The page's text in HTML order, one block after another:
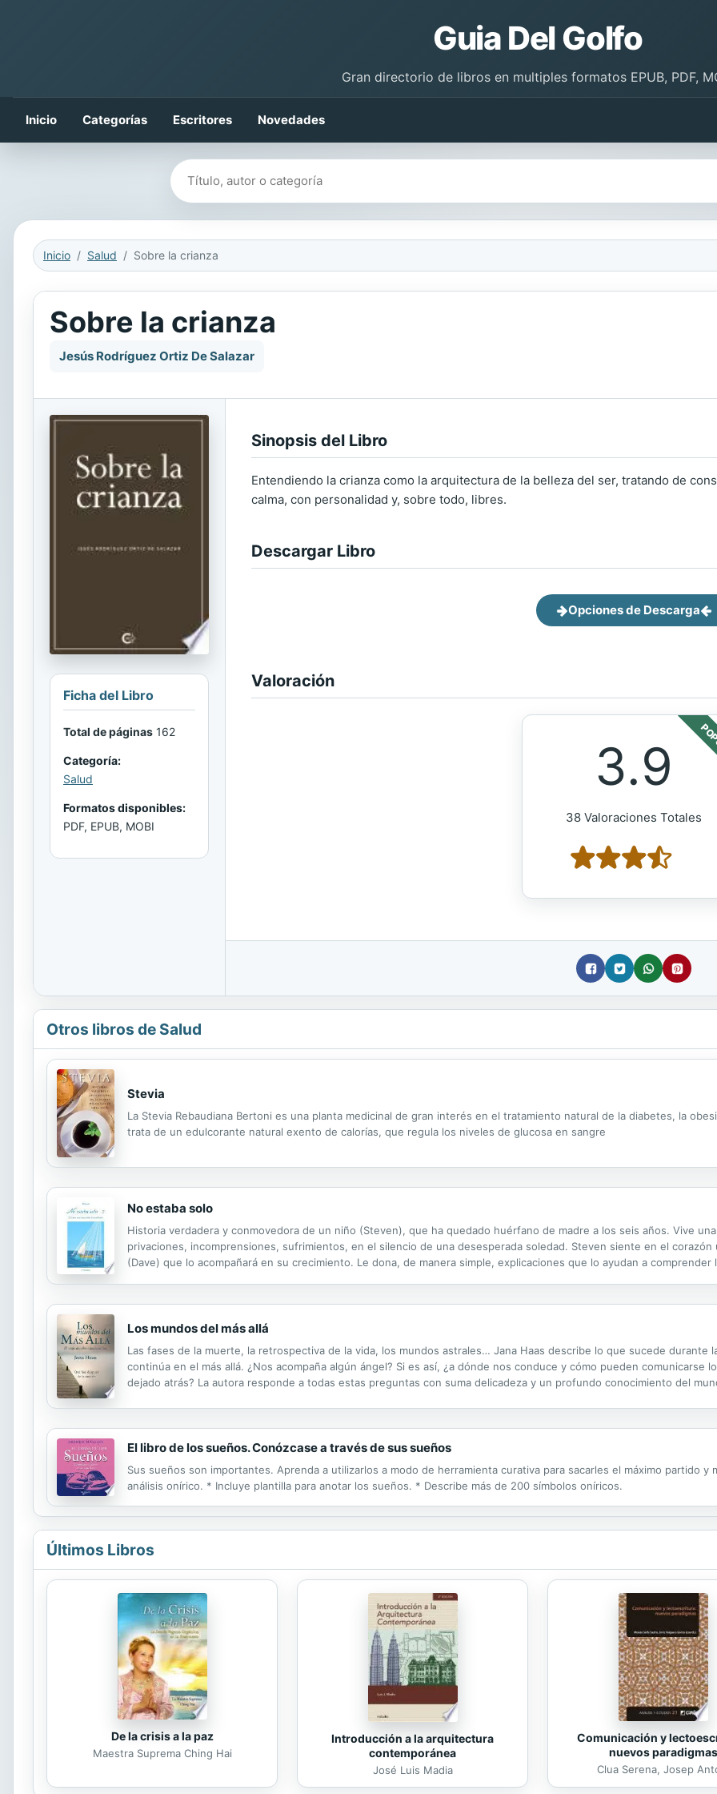
Guia Del Golfo
Gran directorio de libros en multiples formatos EPUB, PDF,
Inicio Categorías Escritores Novedades
Buscar libros
Inicio Salud Sobre la crianza
Sobre la crianza
Jesús Rodríguez Ortiz De Salazar
Ficha del Libro
Total de páginas 162
Categoría:
Salud
Formatos disponibles:
PDF, EPUB, MOBI
Sinopsis del Libro
Entendiendo la crianza como la arquitectura de la belleza del ser, tratando de
calma, con personalidad y, sobre todo, libres.
Descargar Libro
Opciones de Descarga
Valoración
3.9
38 Valoraciones Totales
Otros libros de Salud
Stevia
La Stevia Rebaudiana Bertoni es una planta medicinal de gran interés en el tratamiento natural de la diabetes, la
trata de un edulcorante natural exento de calorías, que regula los niveles de glucosa en sangre
No estaba solo
Historia verdadera y conmovedora de un niño (Steven), que ha quedado huérfano de madre a los seis años. Vive
privaciones, incomprensiones, sufrimientos, en el silencio de una desesperada soledad. Steven siente en el corazón
(Dave) que lo acompañará en su crecimiento. Le dona, de manera simple, explicaciones que lo ayudan a
Los mundos del más allá
Las fases de la muerte, la retrospectiva de la vida, los mundos astrales… Jana Haas describe lo que sucede durante
continúa en el más allá. ¿Nos acompaña algún ángel? Si es así, ¿a dónde nos conduce y cómo pueden comunicarse
dejado atrás? La autora responde a todas estas preguntas con suma delicadeza y un profundo conocimiento del
El libro de los sueños. Conózcase a través de sus sueños
Sus sueños son importantes. Aprenda a utilizarlos a modo de herramienta curativa para sacarles el máximo partido y
análisis onírico. * Incluye plantilla para anotar los sueños. * Describe más de 200 símbolos oníricos.
Últimos Libros
De la crisis a la paz
Maestra Suprema Ching Hai
Introducción a la arquitectura
contemporánea
José Luis Madia
Comunicación y
nuevos paradigmas
Clua Serena, Josep